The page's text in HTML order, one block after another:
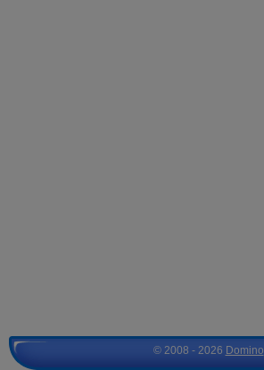
© 2008 - 2026 Domino